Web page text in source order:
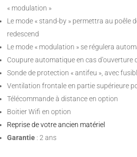
« modulation »
Le mode « stand-by » permettra au poêle
redescend
Le mode « modulation » se régulera
Coupure automatique en cas
Sonde de protection « antifeu », avec
Ventilation frontale en partie supérieure
Télécommande à distance en option
Boitier Wifi en option
Reprise de votre ancien matériel
Garantie : 2 ans